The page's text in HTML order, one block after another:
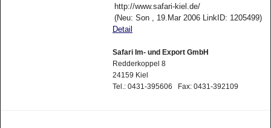
http://www.safari-kiel.de/
(Neu: Son , 19.Mar 2006 LinkID: 1205499)
Detail
Safari Im- und Export GmbH
Redderkoppel 8
24159 Kiel
Tel.: 0431-395606 Fax: 0431-392109